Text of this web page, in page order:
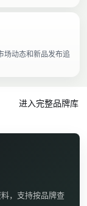
场动态和新品发布追
进入完整品牌库
，支持按品牌查